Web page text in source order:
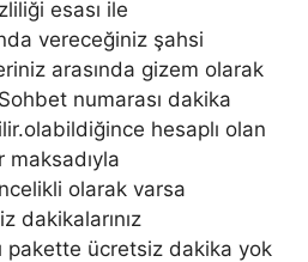
esası ile
vereceğiniz şahsi
arasında gizem olarak
numarası dakika
hesaplı olan
olarak varsa
dakikalarınız
pakette ücretsiz dakika yok